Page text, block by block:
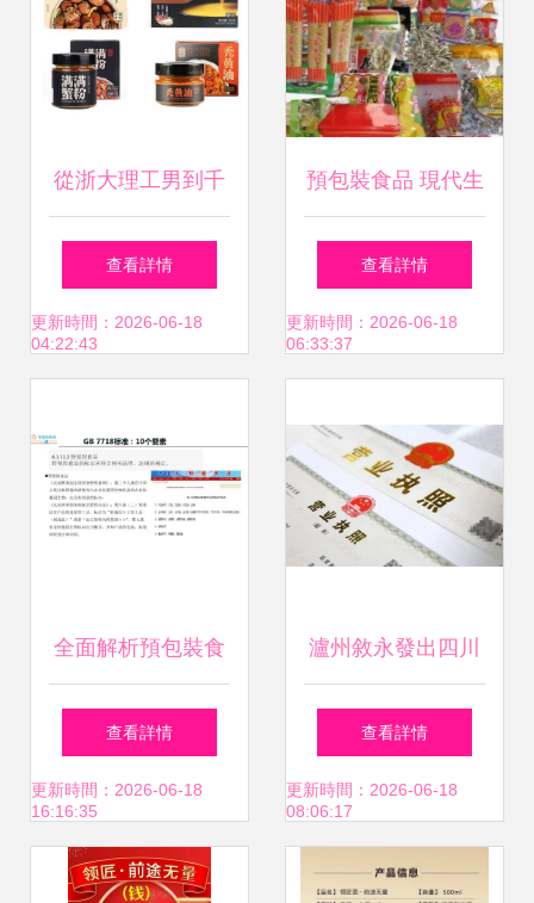
從浙大理工男到千
萬元融資｜他將螃
蟹玩轉出李子柒、
紅標準
查看詳情
更新時間：2026-06-18
04:22:43
預包裝食品 現代生
活的便捷選擇與安
全指南
查看詳情
更新時間：2026-06-18
06:33:37
全面解析預包裝食
品標簽標識要求
\n\n在現代社會，
預包裝食品的法定
查看詳情
更新時間：2026-06-18
16:16:35
瀘州敘永發出四川
省首張“僅銷售預包
裝食品”營業執照
預包裝食品經營邁
查看詳情
更新時間：2026-06-18
08:06:17